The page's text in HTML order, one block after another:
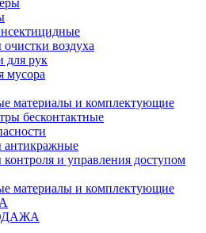
воздуха
для рук
мусора
материалы и комплектующие
бесконтактные
антикражные
и управления доступом
материалы и комплектующие